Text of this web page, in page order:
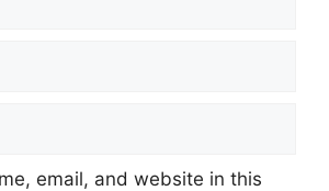
email, and website in this